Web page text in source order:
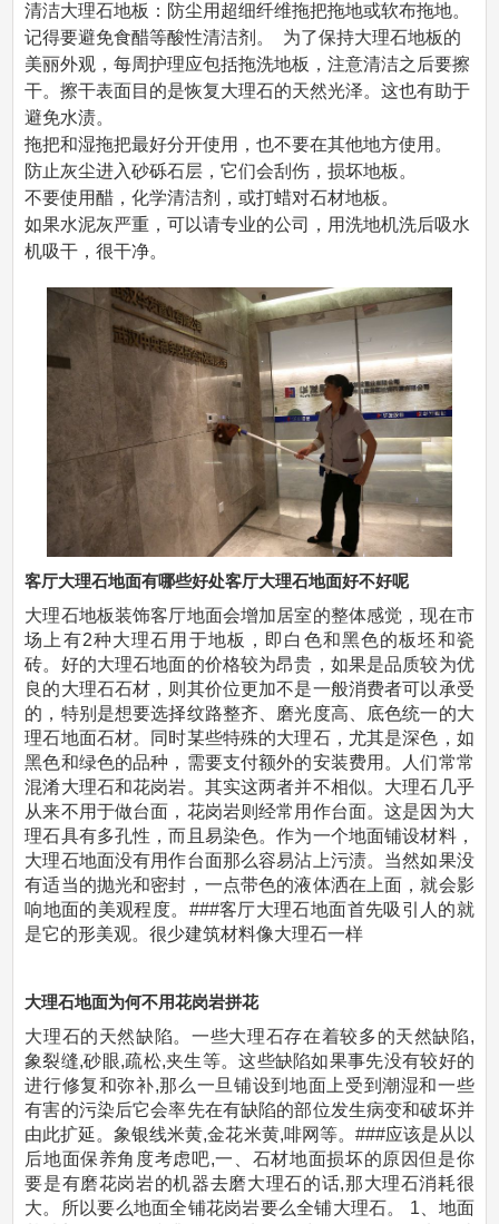
清洁大理石地板：防尘用超细纤维拖把拖地或软布拖地。
记得要避免食醋等酸性清洁剂。  为了保持大理石地板的
美丽外观，每周护理应包括拖洗地板，注意清洁之后要擦
干。擦干表面目的是恢复大理石的天然光泽。这也有助于
避免水渍。
拖把和湿拖把最好分开使用，也不要在其他地方使用。
防止灰尘进入砂砾石层，它们会刮伤，损坏地板。
不要使用醋，化学清洁剂，或打蜡对石材地板。
如果水泥灰严重，可以请专业的公司，用洗地机洗后吸水
机吸干，很干净。
客厅大理石地面有哪些好处客厅大理石地面好不好呢
大理石地板装饰客厅地面会增加居室的整体感觉，现在市
场上有2种大理石用于地板，即白色和黑色的板坯和瓷
砖。好的大理石地面的价格较为昂贵，如果是品质较为优
良的大理石石材，则其价位更加不是一般消费者可以承受
的，特别是想要选择纹路整齐、磨光度高、底色统一的大
理石地面石材。同时某些特殊的大理石，尤其是深色，如
黑色和绿色的品种，需要支付额外的安装费用。人们常常
混淆大理石和花岗岩。其实这两者并不相似。大理石几乎
从来不用于做台面，花岗岩则经常用作台面。这是因为大
理石具有多孔性，而且易染色。作为一个地面铺设材料，
大理石地面没有用作台面那么容易沾上污渍。当然如果没
有适当的抛光和密封，一点带色的液体洒在上面，就会影
响地面的美观程度。###客厅大理石地面首先吸引人的就
是它的形美观。很少建筑材料像大理石一样
大理石地面为何不用花岗岩拼花
大理石的天然缺陷。一些大理石存在着较多的天然缺陷,
象裂缝,砂眼,疏松,夹生等。这些缺陷如果事先没有较好的
进行修复和弥补,那么一旦铺设到地面上受到潮湿和一些
有害的污染后它会率先在有缺陷的部位发生病变和破坏并
由此扩延。象银线米黄,金花米黄,啡网等。###应该是从以
后地面保养角度考虑吧,一、石材地面损坏的原因但是你
要是有磨花岗岩的机器去磨大理石的话,那大理石消耗很
大。所以要么地面全铺花岗岩要么全铺大理石。 1、地面